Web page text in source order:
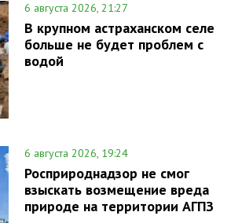
6 августа 2026, 21:27
В крупном астраханском селе
больше не будет проблем с
водой
6 августа 2026, 19:24
Росприроднадзор не смог
взыскать возмещение вреда
природе на территории АГПЗ